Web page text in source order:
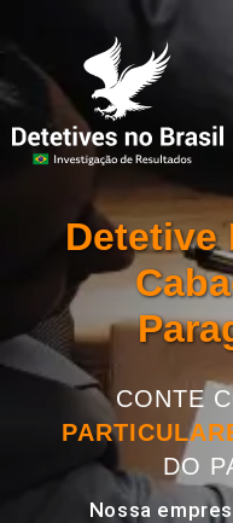
Detetive
CONTE
DO
Nossa